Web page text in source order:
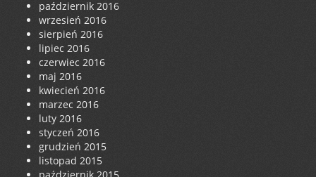
październik 2016
wrzesień 2016
sierpień 2016
lipiec 2016
czerwiec 2016
maj 2016
kwiecień 2016
marzec 2016
luty 2016
styczeń 2016
grudzień 2015
listopad 2015